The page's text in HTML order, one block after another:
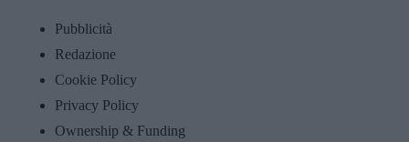
Pubblicità
Redazione
Cookie Policy
Privacy Policy
Ownership & Funding